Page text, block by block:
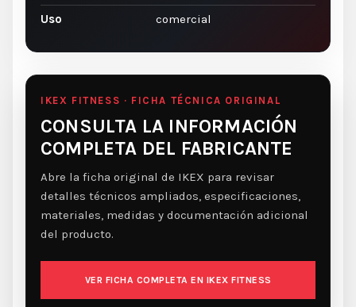
Uso
comercial
IKEX FITNESS · FICHA TÉCNICA ORIGINAL
CONSULTA LA INFORMACIÓN
COMPLETA DEL FABRICANTE
Abre la ficha original de IKEX para revisar
detalles técnicos ampliados, especificaciones,
materiales, medidas y documentación adicional
del producto.
VER FICHA COMPLETA EN IKEX FITNESS